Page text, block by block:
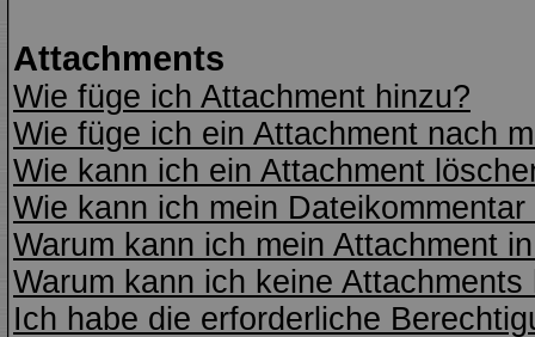
Attachments
Wie füge ich Attachment hinzu?
Wie füge ich ein Attachment nach
Wie kann ich ein Attachment
Wie kann ich mein
Warum kann ich mein Attachment
Warum kann ich keine Attachments
Ich habe die erforderliche